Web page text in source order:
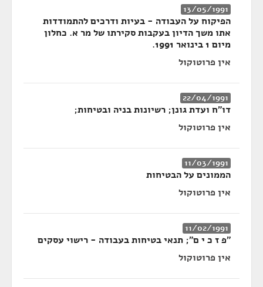
13/05/1991
הפיקוח על העבודה - בעיות ודרכים להתמודדות
אתו משך הדיון בעקבות סקירתו של מר א. כחלון
מיום 1 בינואר 1991.
אין פרוטוקול
22/04/1991
דו״ח ועדת גונן; רשיונות בניה ובטיחות;
אין פרוטוקול
11/03/1991
הממונים על הבטיחות
אין פרוטוקול
11/02/1991
״פ ז כ י ם״; תנאי בטיחות בעבודה - רישוי עסקים
אין פרוטוקול